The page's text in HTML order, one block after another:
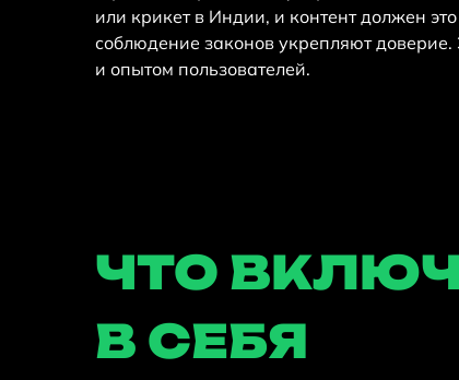
или крикет в Индии, и контент должен
соблюдение законов укрепляют доверие.
и опытом пользователей.
ЧТО
В СЕБЯ